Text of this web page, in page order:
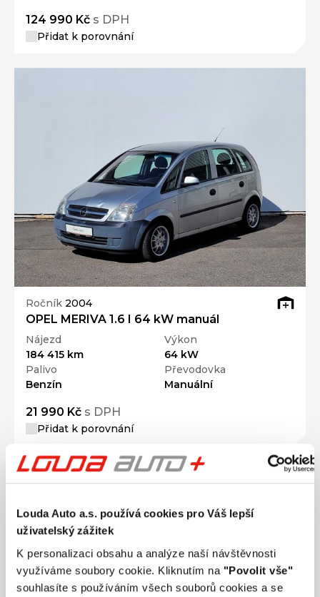
Louda Auto a.s. používá cookies pro Váš lepší
uživatelský zážitek
K personalizaci obsahu a analýze naší návštěvnosti
využíváme soubory cookie. Kliknutím na "Povolit vše"
souhlasíte s používáním všech souborů cookies a se
124 990 Kč s DPH
Přidat k porovnání
Ročník 2004
OPEL MERIVA 1.6 I 64 kW manuál
Nájezd
184 415 km
Výkon
64 kW
Palivo
Benzín
Převodovka
Manuální
21 990 Kč s DPH
Přidat k porovnání